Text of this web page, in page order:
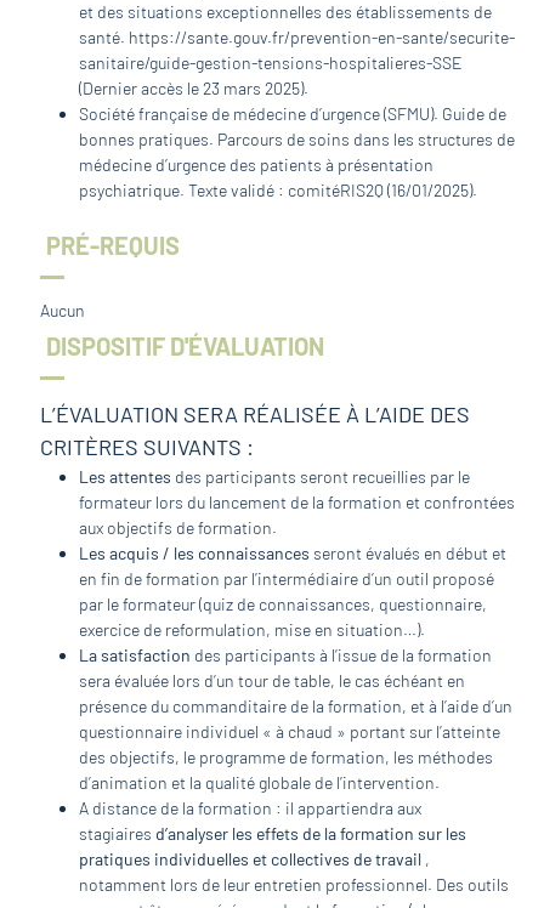
et des situations exceptionnelles des établissements de
santé. https://sante.gouv.fr/prevention-en-sante/securite-
sanitaire/guide-gestion-tensions-hospitalieres-SSE
(Dernier accès le 23 mars 2025).
Société française de médecine d’urgence (SFMU). Guide de
bonnes pratiques. Parcours de soins dans les structures de
médecine d’urgence des patients à présentation
psychiatrique. Texte validé : comitéRIS2Q (16/01/2025).
PRÉ-REQUIS
Aucun
DISPOSITIF D'ÉVALUATION
L’ÉVALUATION SERA RÉALISÉE À L’AIDE DES
CRITÈRES SUIVANTS :
Les attentes des participants seront recueillies par le
formateur lors du lancement de la formation et confrontées
aux objectifs de formation.
Les acquis / les connaissances seront évalués en début et
en fin de formation par l’intermédiaire d’un outil proposé
par le formateur (quiz de connaissances, questionnaire,
exercice de reformulation, mise en situation…).
La satisfaction des participants à l’issue de la formation
sera évaluée lors d’un tour de table, le cas échéant en
présence du commanditaire de la formation, et à l’aide d’un
questionnaire individuel « à chaud » portant sur l’atteinte
des objectifs, le programme de formation, les méthodes
d’animation et la qualité globale de l’intervention.
A distance de la formation : il appartiendra aux
stagiaires d’analyser les effets de la formation sur les
pratiques individuelles et collectives de travail ,
notamment lors de leur entretien professionnel. Des outils